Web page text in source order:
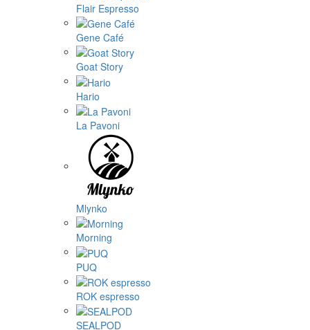
Flair Espresso
Gene Café
Goat Story
Hario
La Pavoni
Mlynko
Morning
PUQ
ROK espresso
SEALPOD